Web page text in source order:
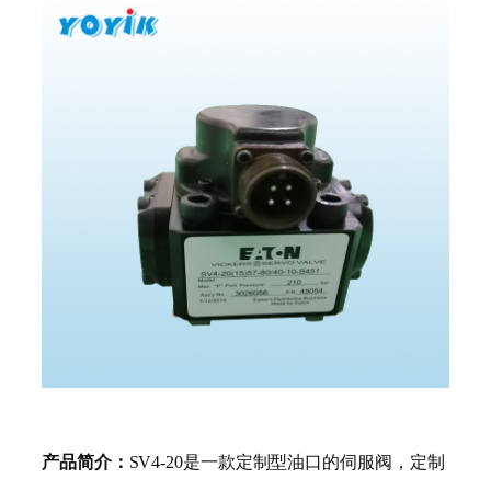
产品简介： SV4-20是一款定制型油口的伺服阀，定制